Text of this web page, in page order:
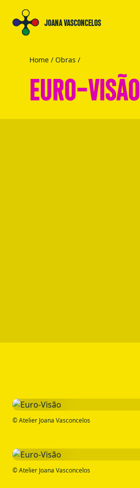
JOANA VASCONCELOS
Home / Obras /
EURO-VISÃO
© Atelier Joana Vasconcelos
© Atelier Joana Vasconcelos